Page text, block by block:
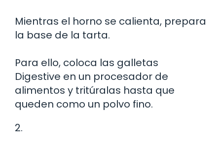
Mientras el horno se calienta, prepara
la base de la tarta.
Para ello, coloca las galletas
Digestive en un procesador de
alimentos y tritúralas hasta que
queden como un polvo fino.
2.